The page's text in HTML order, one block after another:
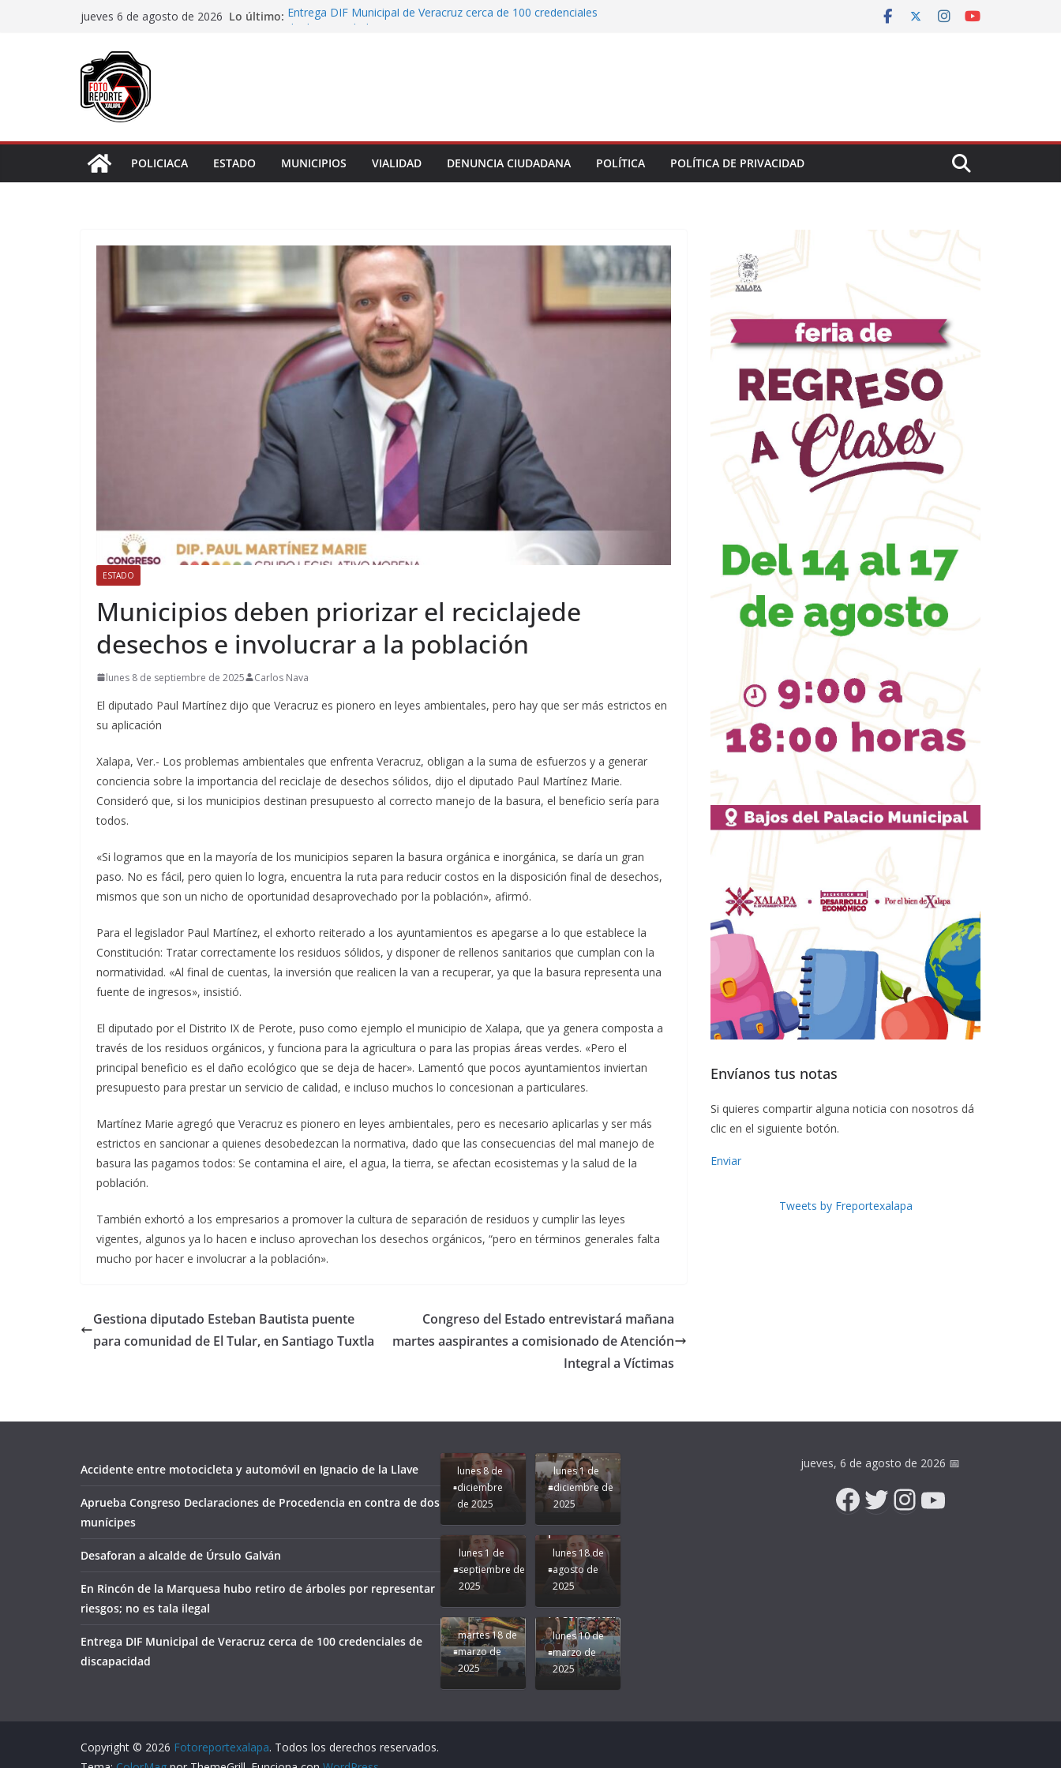
jueves 6 de agosto de 2026 Lo último: Entrega DIF Municipal de Veracruz cerca de 100 credenciales
representar riesgos; no es tala ilegal
POLICIACA
ESTADO MUNICIPIOS VIALIDAD DENUNCIA CIUDADANA POLÍTICA POLÍTICA DE PRIVACIDAD
ESTADO
Municipios deben priorizar el reciclajede
desechos e involucrar a la población
lunes 8 de septiembre de 2025 Carlos Nava
El diputado Paul Martínez dijo que Veracruz es pionero en leyes ambientales, pero hay que ser más estrictos en
su aplicación
Xalapa, Ver.- Los problemas ambientales que enfrenta Veracruz, obligan a la suma de esfuerzos y a generar
conciencia sobre la importancia del reciclaje de desechos sólidos, dijo el diputado Paul Martínez Marie.
Consideró que, si los municipios destinan presupuesto al correcto manejo de la basura, el beneficio sería para
todos.
«Si logramos que en la mayoría de los municipios separen la basura orgánica e inorgánica, se daría un gran
paso. No es fácil, pero quien lo logra, encuentra la ruta para reducir costos en la disposición final de desechos,
mismos que son un nicho de oportunidad desaprovechado por la población», afirmó.
Para el legislador Paul Martínez, el exhorto reiterado a los ayuntamientos es apegarse a lo que establece la
Constitución: Tratar correctamente los residuos sólidos, y disponer de rellenos sanitarios que cumplan con la
normatividad. «Al final de cuentas, la inversión que realicen la van a recuperar, ya que la basura representa una
fuente de ingresos», insistió.
El diputado por el Distrito IX de Perote, puso como ejemplo el municipio de Xalapa, que ya genera composta a
través de los residuos orgánicos, y funciona para la agricultura o para las propias áreas verdes. «Pero el
principal beneficio es el daño ecológico que se deja de hacer». Lamentó que pocos ayuntamientos inviertan
presupuesto para prestar un servicio de calidad, e incluso muchos lo concesionan a particulares.
Martínez Marie agregó que Veracruz es pionero en leyes ambientales, pero es necesario aplicarlas y ser más
estrictos en sancionar a quienes desobedezcan la normativa, dado que las consecuencias del mal manejo de
basura las pagamos todos: Se contamina el aire, el agua, la tierra, se afectan ecosistemas y la salud de la
población.
También exhortó a los empresarios a promover la cultura de separación de residuos y cumplir las leyes
vigentes, algunos ya lo hacen e incluso aprovechan los desechos orgánicos, “pero en términos generales falta
mucho por hacer e involucrar a la población».
Gestiona diputado Esteban Bautista puente
para comunidad de El Tular, en Santiago Tuxtla
Congreso del Estado entrevistará mañana
martes aaspirantes a comisionado de Atención
Integral a Víctimas
Envíanos tus notas
Si quieres compartir alguna noticia con nosotros dá
clic en el siguiente botón.
Enviar
Tweets by Freportexalapa
Accidente entre motocicleta y automóvil en Ignacio de la Llave
Aprueba Congreso Declaraciones de Procedencia en contra de dos
munícipes
Desaforan a alcalde de Úrsulo Galván
En Rincón de la Marquesa hubo retiro de árboles por representar
riesgos; no es tala ilegal
Entrega DIF Municipal de Veracruz cerca de 100 credenciales de
discapacidad
lunes 8 de
diciembre
de 2025
lunes 1 de
diciembre de
2025
Apoyo y
Seguimos la
Ruta que
Marca
Nuestra
Rocío Nahle.
lunes 1 de
septiembre de
2025
Pongamos
de moda;
San
Andrés
Tuxtla
presente.
lunes 18 de
agosto de
2025
Difamación
martes 18 de
marzo de
2025
Presidenta!
lunes 10 de
marzo de
2025
jueves, 6 de agosto de 2026 📅
Facebook
Twitter
Instagram
YouTube
Copyright © 2026 Fotoreportexalapa. Todos los derechos reservados.